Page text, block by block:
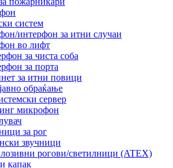
систем
интерфон за итни случаи
во лифт
за чиста соба
за порта
за итни повици
обраќање
сервер
микрофон
за рог
звучници
рогови/светилници (ATEX)
капак